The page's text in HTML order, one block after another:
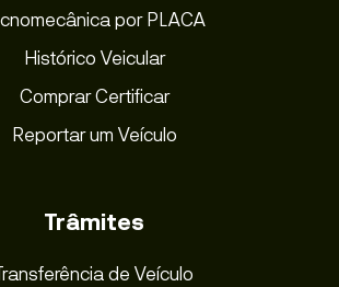
por PLACA
Histórico Veicular
Comprar Certificar
Reportar um Veículo
Trâmites
de Veículo